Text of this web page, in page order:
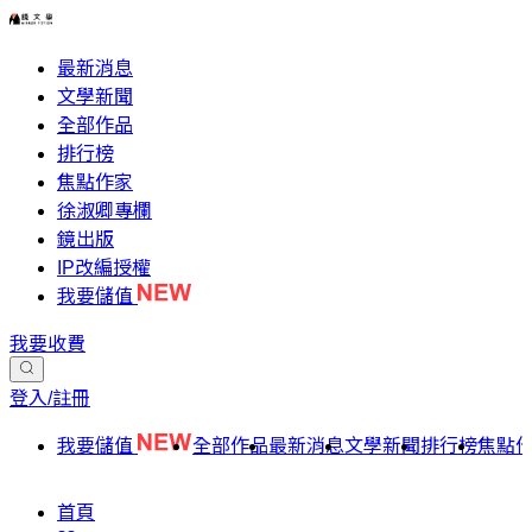
最新消息
文學新聞
全部作品
排行榜
焦點作家
徐淑卿專欄
鏡出版
IP改編授權
我要儲值
我要收費
登入/註冊
我要儲值 全部作品最新消息文學新聞排行榜焦點
首頁